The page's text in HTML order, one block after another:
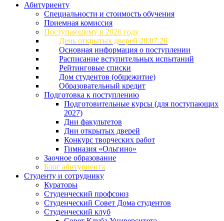
Абитуриенту
Специальности и стоимость обучения
Приемная комиссия
Поступающему в 2026 году
День открытых дверей 28.07.26
Основная информация о поступлении
Расписание вступительных испытаний
Рейтинговые списки
Дом студентов (общежитие)
Образовательный кредит
Подготовка к поступлению
Подготовительные курсы (для поступающих
2027)
Дни факультетов
Дни открытых дверей
Конкурс творческих работ
Гимназия «Ольгино»
Заочное образование
Блог абитуриента
Студенту и сотруднику
Кураторы
Студенческий профсоюз
Студенческий Совет Дома студентов
Студенческий клуб